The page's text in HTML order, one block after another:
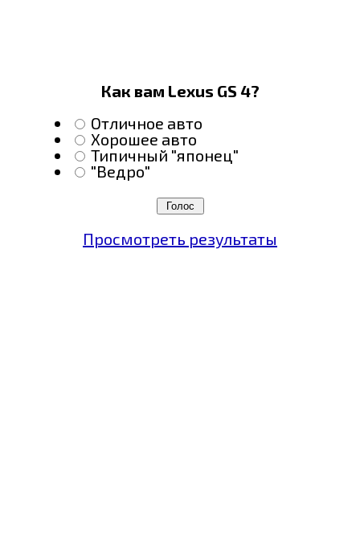
Как вам Lexus GS 4?
Отличное авто
Хорошее авто
Типичный "японец"
"Ведро"
Просмотреть результаты